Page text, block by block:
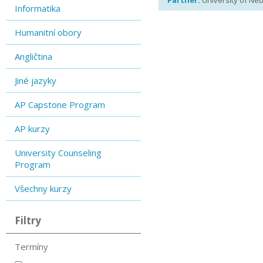
Informatika
Humanitní obory
Angličtina
Jiné jazyky
AP Capstone Program
AP kurzy
University Counseling
Program
Všechny kurzy
Filtry
Termíny